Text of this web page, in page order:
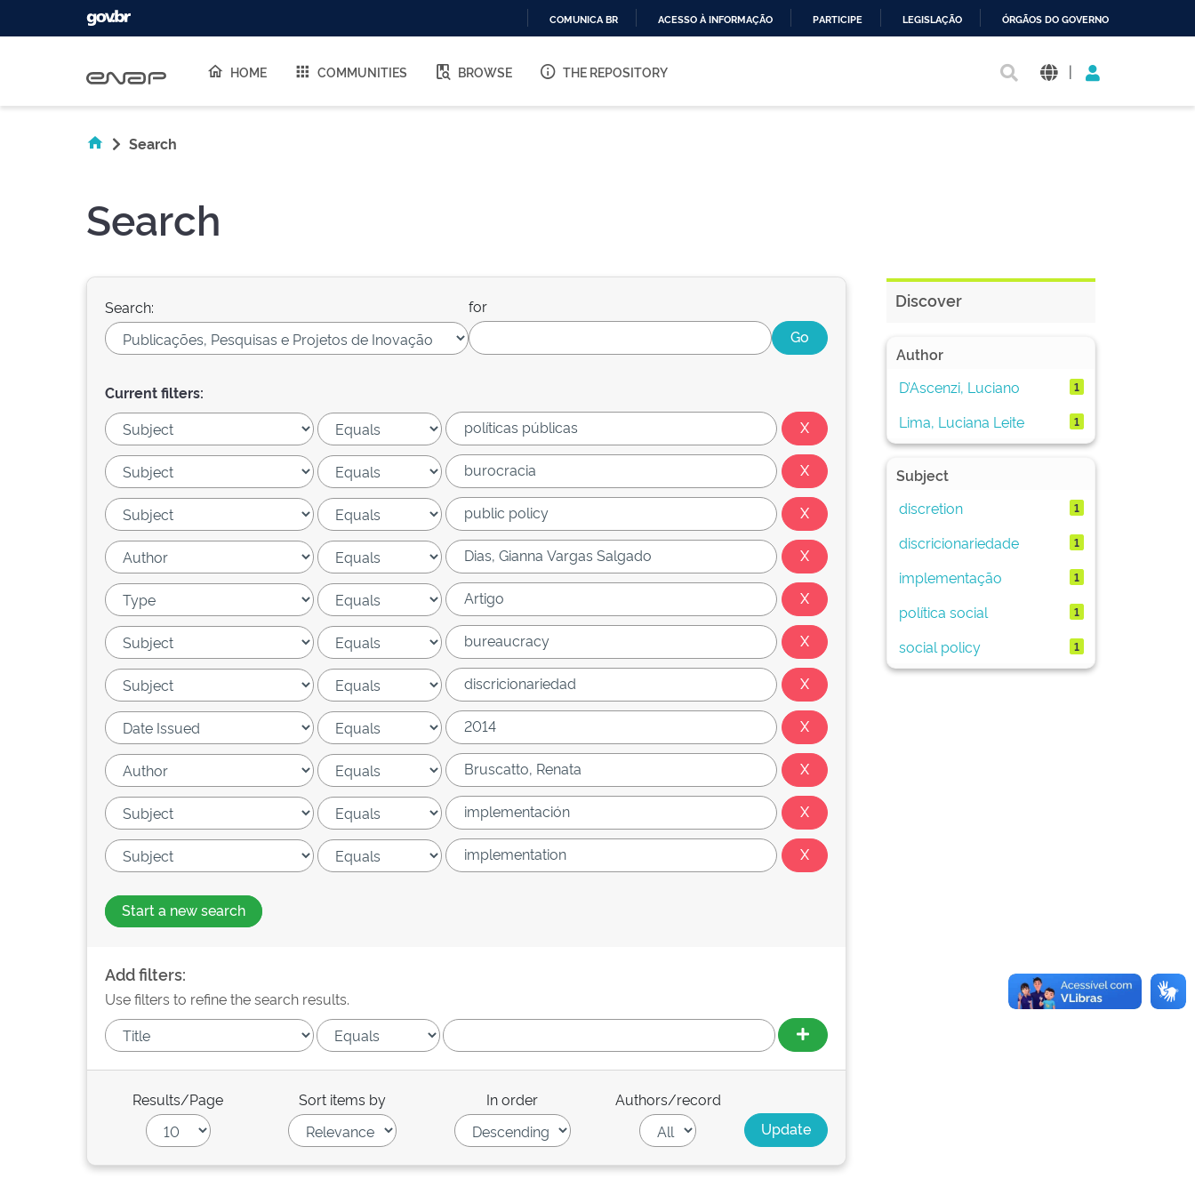
O
COMUNICA BR ACESSO À INFORMAÇÃO PARTICIPE LEGISLAÇÃO ÓRGÃOS DO GOVERNO
HOME COMMUNITIES BROWSE THE REPOSITORY |
Search
Search
Search: for
Current filters:
Start a new search
Add filters:
Use filters to refine the search results.
Results/Page Sort items by In order Authors/record
Discover
Author
D’Ascenzi, Luciano
1
Lima, Luciana Leite 1
Subject
discretion
1
discricionariedade 1
implementação 1
política social 1
social policy 1